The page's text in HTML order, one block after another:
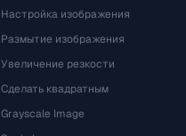
Настройка изображения
Размытие изображения
Увеличение резкости
Сделать квадратным
Grayscale Image